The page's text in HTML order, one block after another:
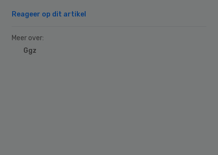
Reageer op dit artikel
Meer over:
Ggz